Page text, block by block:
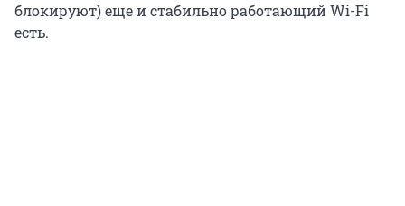
блокируют) еще и стабильно работающий Wi-Fi
есть.